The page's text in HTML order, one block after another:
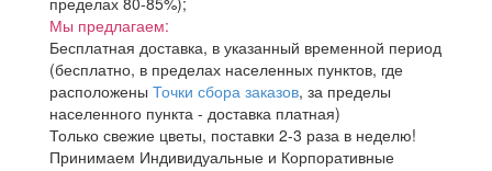
Мы предлагаем:
Бесплатная доставка, в указанный временной период
(бесплатно, в пределах населенных пунктов, где
расположены Точки сбора заказов, за пределы
населенного пункта - доставка платная)
Только свежие цветы, поставки 2-3 раза в неделю!
Принимаем Индивидуальные и Корпоративные